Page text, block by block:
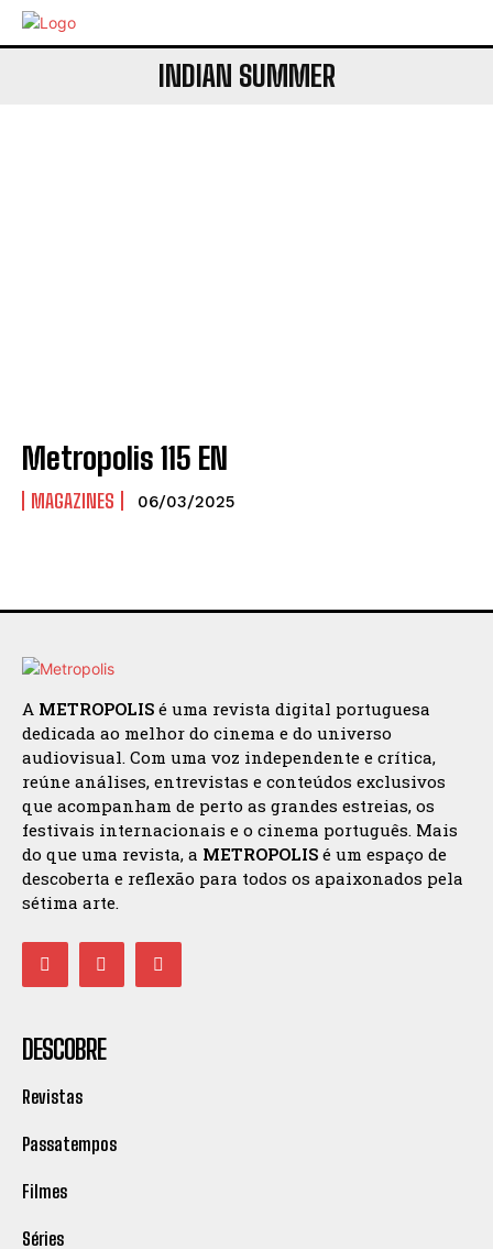
INDIAN SUMMER
Metropolis 115 EN
MAGAZINES 06/03/2025
A METROPOLIS é uma revista digital portuguesa
dedicada ao melhor do cinema e do universo
audiovisual. Com uma voz independente e crítica,
reúne análises, entrevistas e conteúdos exclusivos
que acompanham de perto as grandes estreias, os
festivais internacionais e o cinema português. Mais
do que uma revista, a METROPOLIS é um espaço de
descoberta e reflexão para todos os apaixonados pela
sétima arte.
DESCOBRE
Revistas
Passatempos
Filmes
Séries